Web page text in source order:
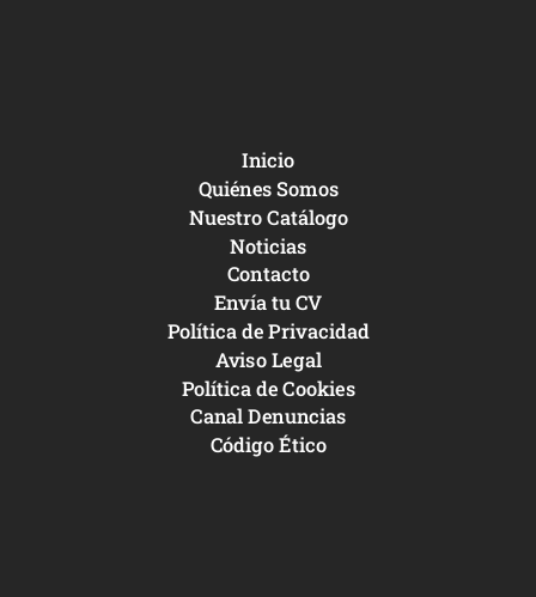
Inicio
Quiénes Somos
Nuestro Catálogo
Noticias
Contacto
Envía tu CV
Política de Privacidad
Aviso Legal
Política de Cookies
Canal Denuncias
Código Ético